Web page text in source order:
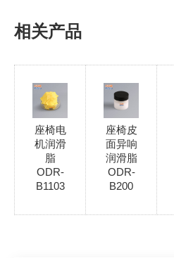
相关产品
座椅电
机润滑
脂
ODR-
B1103
座椅皮
面异响
润滑脂
ODR-
B200